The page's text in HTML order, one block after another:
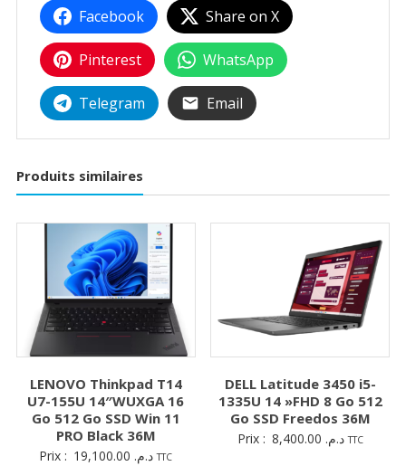
Facebook Share on X
Pinterest WhatsApp
Telegram Email
Produits similaires
LENOVO Thinkpad T14
U7-155U 14″WUXGA 16
Go 512 Go SSD Win 11
PRO Black 36M
Prix : د.م. TTC
DELL Latitude 3450 i5-
1335U 14 »FHD 8 Go 512
Go SSD Freedos 36M
Prix : د.م. TTC